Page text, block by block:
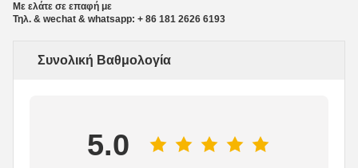
Με ελάτε σε επαφή με
Τηλ. & wechat & whatsapp: + 86 181 2626 6193
Συνολική Βαθμολογία
5.0